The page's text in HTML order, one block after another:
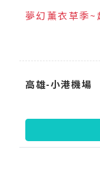
夢幻薰衣草季~
高雄-小港機場